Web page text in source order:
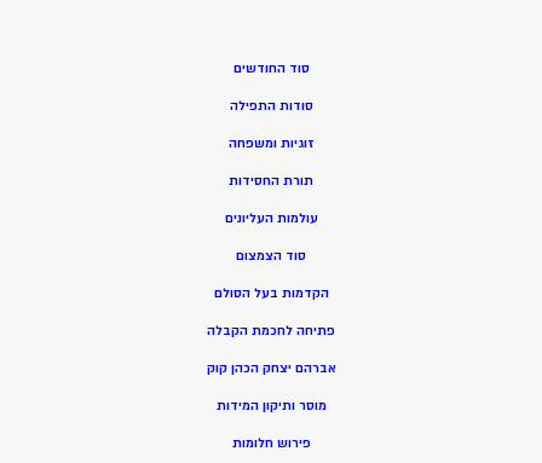
סוד החודשים
סודות התפילה
זוגיות ומשפחה
תורת החסידות
עולמות העליונים
סוד הצמצום
הקדמות בעל הסולם
פתיחה לחכמת הקבלה
אברהם יצחק הכהן קוק
מוסר ותיקון המידות
פירוש חלומות